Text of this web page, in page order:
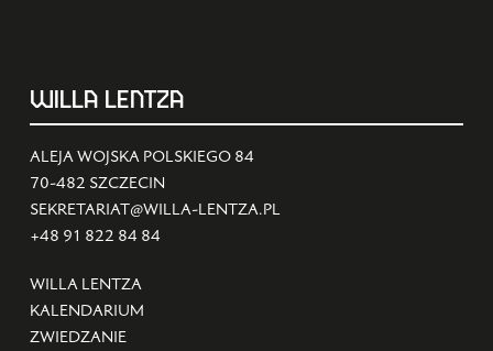
WILLA LENTZA
ALEJA WOJSKA POLSKIEGO 84
70-482 SZCZECIN
SEKRETARIAT@WILLA-LENTZA.PL
+48 91 822 84 84
WILLA LENTZA
KALENDARIUM
ZWIEDZANIE